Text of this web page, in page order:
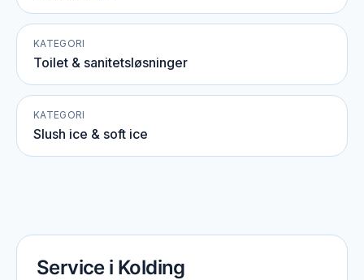
KATEGORI
Toilet & sanitetsløsninger
KATEGORI
Slush ice & soft ice
Service i Kolding